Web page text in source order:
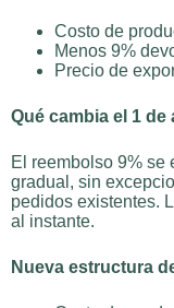
Costo de
Menos 9%
Precio de
Qué cambia el 1 de
El reembolso 9% se
gradual, sin
pedidos existentes.
al instante.
Nueva estructura